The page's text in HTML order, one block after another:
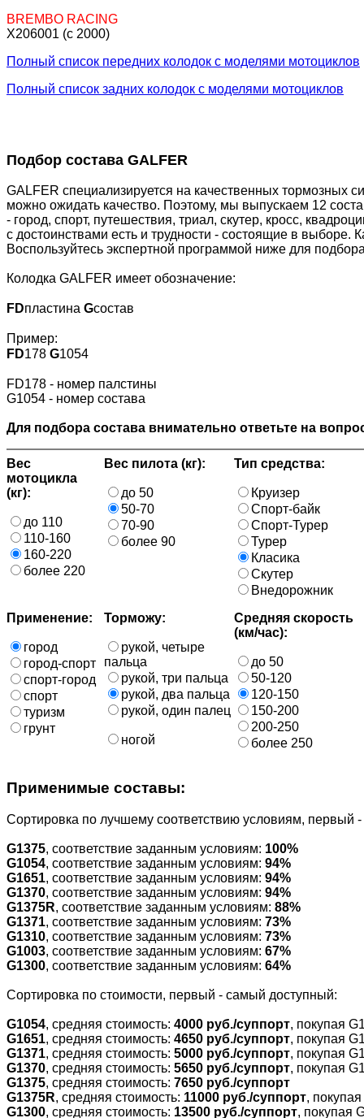
BREMBO RACING
X206001 (c 2000)
Полный список передних колодок с моделями мотоциклов
Полный список задних колодок с моделями мотоциклов
Подбор состава GALFER
GALFER специализируется на качественных тормозных
можно ожидать качество. Поэтому, мы выпускаем 12
- город, спорт, путешествия, триал, скутер, кросс,
с достоинствами есть и трудности - состоящие в выборе.
Воспользуйтесь экспертной программой ниже для
Колодка GALFER имеет обозначение:
FDпластина Gсостав
Пример:
FD178 G1054
FD178 - номер палстины
G1054 - номер состава
Для подбора состава внимательно ответьте на
Вес
мотоцикла
(кг):
до 110
110-160
160-220
более 220
Вес пилота (кг):
до 50
50-70
70-90
более 90
Тип средства:
Круизер
Спорт-байк
Спорт-Турер
Турер
Класика
Скутер
Внедорожник
Применение:
город
город-спорт
спорт-город
спорт
туризм
грунт
Торможу:
рукой, четыре
пальца
рукой, три пальца
рукой, два пальца
рукой, один палец
ногой
Средняя скорость
(км/час):
до 50
50-120
120-150
150-200
200-250
более 250
Применимые составы:
Cортировка по лучшему соответствию условиям, первый
G1375, соответствие заданным условиям: 100%
G1054, соответствие заданным условиям: 94%
G1651, соответствие заданным условиям: 94%
G1370, соответствие заданным условиям: 94%
G1375R, соответствие заданным условиям: 88%
G1371, соответствие заданным условиям: 73%
G1310, соответствие заданным условиям: 73%
G1003, соответствие заданным условиям: 67%
G1300, соответствие заданным условиям: 64%
Cортировка по стоимости, первый - самый доступный:
G1054, средняя стоимость: 4000 руб./суппорт, покупая
G1651, средняя стоимость: 4650 руб./суппорт, покупая
G1371, средняя стоимость: 5000 руб./суппорт, покупая
G1370, средняя стоимость: 5650 руб./суппорт, покупая
G1375, средняя стоимость: 7650 руб./суппорт
G1375R, средняя стоимость: 11000 руб./суппорт,
G1300, средняя стоимость: 13500 руб./суппорт, покупая